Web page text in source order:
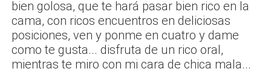
bien golosa, que te hará pasar bien rico en la
cama, con ricos encuentros en deliciosas
posiciones, ven y ponme en cuatro y dame
como te gusta... disfruta de un rico oral,
mientras te miro con mi cara de chica mala...